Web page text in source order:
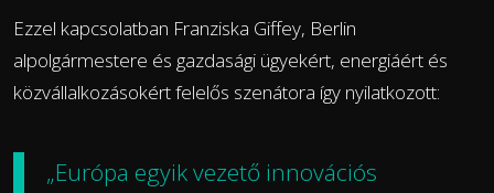
Ezzel kapcsolatban Franziska Giffey, Berlin
alpolgármestere és gazdasági ügyekért, energiáért és
közvállalkozásokért felelős szenátora így nyilatkozott:
„Európa egyik vezető innovációs